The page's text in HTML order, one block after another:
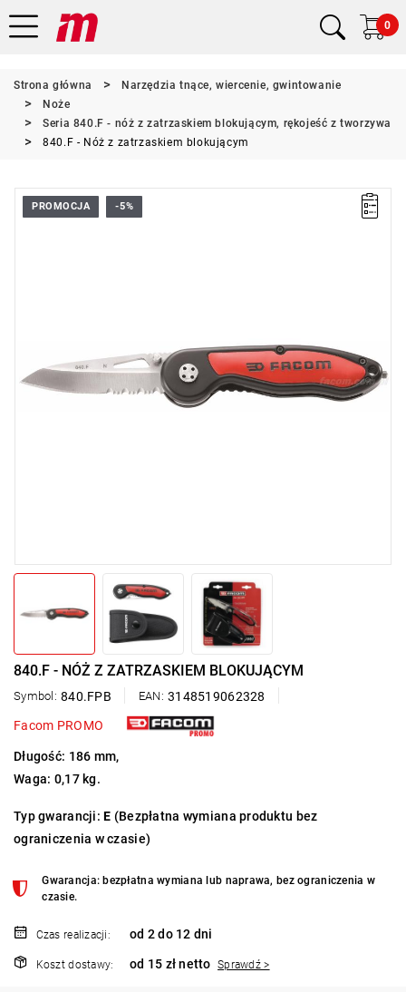
0
Strona główna
Narzędzia tnące, wiercenie, gwintowanie
Noże
Seria 840.F - nóż z zatrzaskiem blokującym, rękojeść z tworzywa
840.F - Nóż z zatrzaskiem blokującym
PROMOCJA -5%
840.F - NÓŻ Z ZATRZASKIEM BLOKUJĄCYM
Symbol: 840.FPB EAN: 3148519062328
Facom PROMO
Długość: 186 mm,
Waga: 0,17 kg.
Typ gwarancji:E (Bezpłatna wymiana produktu bez
ograniczenia w czasie)
Gwarancja: bezpłatna wymiana lub naprawa, bez ograniczenia w
czasie.
Czas realizacji: od 2 do 12 dni
Koszt dostawy: od 15 zł netto Sprawdź >